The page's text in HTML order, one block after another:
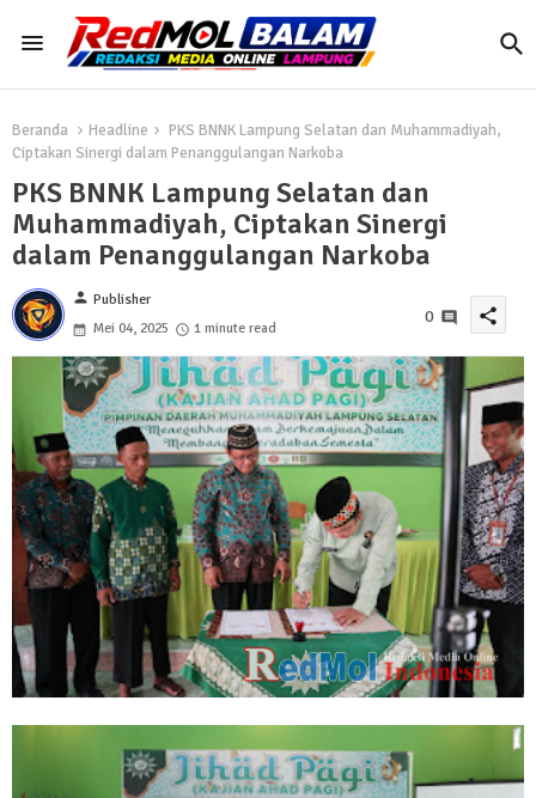
Beranda Headline
PKS BNNK Lampung Selatan dan Muhammadiyah,
Ciptakan Sinergi dalam Penanggulangan Narkoba
PKS BNNK Lampung Selatan dan
Muhammadiyah, Ciptakan Sinergi
dalam Penanggulangan Narkoba
person Publisher
Mei 04, 2025
1 minute read
0 share